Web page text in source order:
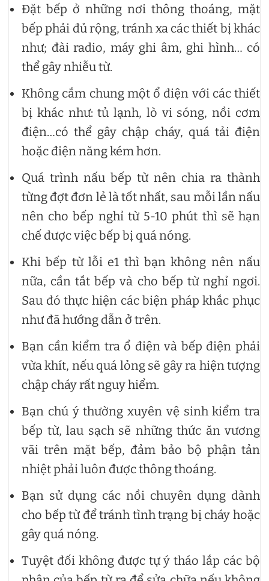
Đặt bếp ở những nơi thông thoáng, mặt
bếp phải đủ rộng, tránh xa các thiết bị khác
như; đài radio, máy ghi âm, ghi hình… có
thể gây nhiễu từ.
Không cắm chung một ổ điện với các thiết
bị khác như: tủ lạnh, lò vi sóng, nồi cơm
điện…có thể gây chập cháy, quá tải điện
hoặc điện năng kém hơn.
Quá trình nấu bếp từ nên chia ra thành
từng đợt đơn lẻ là tốt nhất, sau mỗi lần nấu
nên cho bếp nghỉ từ 5-10 phút thì sẽ hạn
chế được việc bếp bị quá nóng.
Khi bếp từ lỗi e1 thì bạn không nên nấu
nữa, cần tắt bếp và cho bếp từ nghỉ ngơi.
Sau đó thực hiện các biện pháp khắc phục
như đã hướng dẫn ở trên.
Bạn cần kiểm tra ổ điện và bếp điện phải
vừa khít, nếu quá lỏng sẽ gây ra hiện tượng
chập cháy rất nguy hiểm.
Bạn chú ý thường xuyên vệ sinh kiểm tra
bếp từ, lau sạch sẽ những thức ăn vương
vãi trên mặt bếp, đảm bảo bộ phận tản
nhiệt phải luôn được thông thoáng.
Bạn sử dụng các nồi chuyên dụng dành
cho bếp từ để tránh tình trạng bị cháy hoặc
gây quá nóng.
Tuyệt đối không được tự ý tháo lắp các bộ